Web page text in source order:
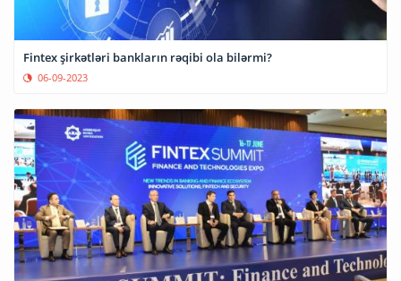
Fintex şirkətləri bankların rəqibi ola bilərmi?
06-09-2023